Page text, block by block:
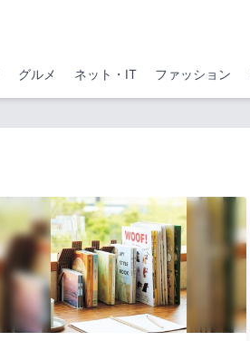
グルメ ネット・IT ファッション